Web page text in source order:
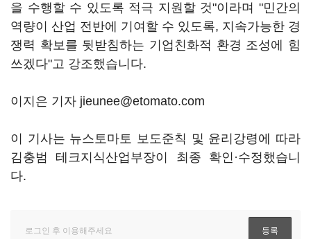
을 수행할 수 있도록 적극 지원할 것"이라며 "민간의
역량이 산업 전반에 기여할 수 있도록, 지속가능한 경
쟁력 확보를 뒷받침하는 기업친화적 환경 조성에 힘
쓰겠다"고 강조했습니다.
이지은 기자 jieunee@etomato.com
이 기사는 뉴스토마토 보도준칙 및 윤리강령에 따라
김충범 테크지식산업부장이 최종 확인·수정했습니
다.